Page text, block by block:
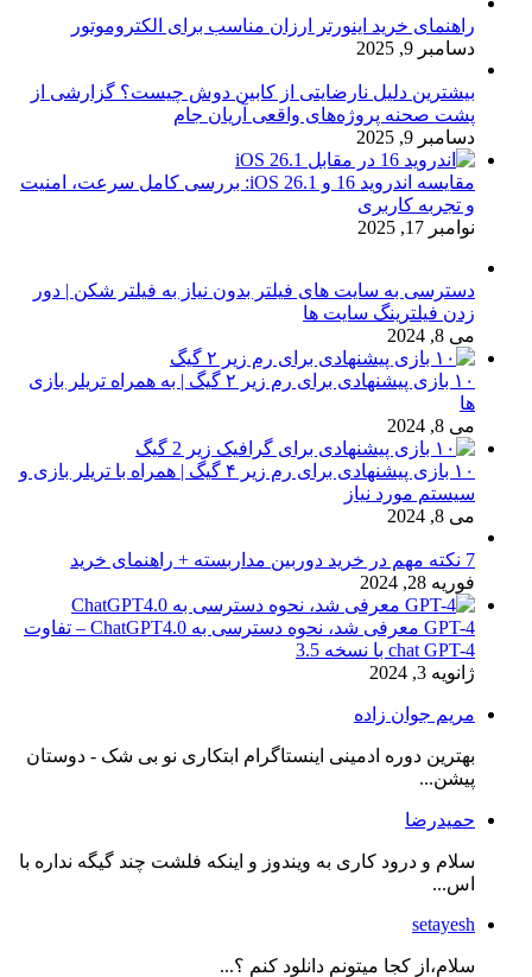
راهنمای خرید اینورتر ارزان مناسب برای الکتروموتور
دسامبر 9, 2025
بیشترین دلیل نارضایتی از کابین دوش چیست؟ گزارشی از
پشت صحنه پروژه‌های واقعی آریان جام
دسامبر 9, 2025
مقایسه اندروید 16 و iOS 26.1: بررسی کامل سرعت، امنیت
و تجربه کاربری
نوامبر 17, 2025
دسترسی به سایت های فیلتر بدون نیاز به فیلتر شکن | دور
زدن فیلترینگ سایت ها
می 8, 2024
۱۰ بازی پیشنهادی برای رم زیر ۲ گیگ | به همراه تریلر بازی
ها
می 8, 2024
۱۰ بازی پیشنهادی برای رم زیر ۴ گیگ | همراه با تریلر بازی و
سیستم مورد نیاز
می 8, 2024
7 نکته مهم در خرید دوربین مداربسته + راهنمای خرید
فوریه 28, 2024
GPT-4 معرفی شد، نحوه دسترسی به ChatGPT4.0 – تفاوت
chat GPT-4 با نسخه 3.5
ژانویه 3, 2024
مریم جوان زاده
بهترین دوره ادمینی اینستاگرام ابتکاری نو بی شک - دوستان
پیشن...
حمیدرضا
سلام و درود کاری به ویندوز و اینکه فلشت چند گیگه نداره با
اس...
setayesh
سلام،از کجا میتونم دانلود کنم ؟...